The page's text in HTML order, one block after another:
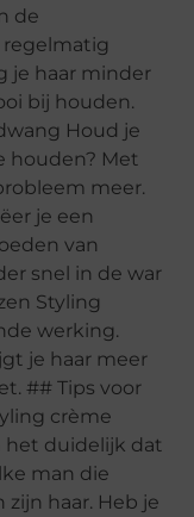
de
regelmatig
je haar minder
bij houden.
Houd je
houden? Met
meer.
je een
van
snel in de war
Styling
werking.
je haar meer
## Tips voor
crème
het duidelijk dat
man die
haar. Heb je